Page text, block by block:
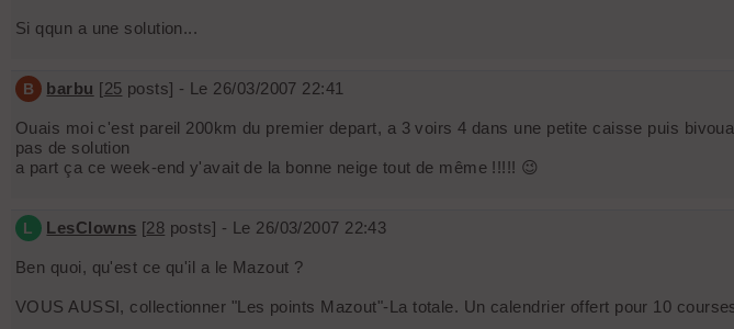
Si qqun a une solution...
B barbu [25 posts] - Le 26/03/2007 22:41
Ouais moi c'est pareil 200km du premier depart, a 3 voirs 4 dans une petite caisse puis
pas de solution
a part ça ce week-end y'avait de la bonne neige tout de même !!!!! 😉
L LesClowns [28 posts] - Le 26/03/2007 22:43
Ben quoi, qu'est ce qu'il a le Mazout ?
VOUS AUSSI, collectionner "Les points Mazout"-La totale. Un calendrier offert pour 10